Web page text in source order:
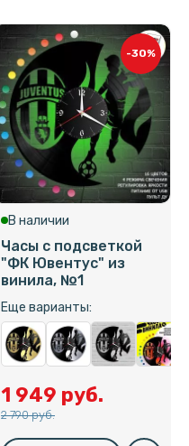
-30%
В наличии
Часы с подсветкой
"ФК Ювентус" из
винила, №1
Еще варианты:
1 949 руб.
2 790 руб.